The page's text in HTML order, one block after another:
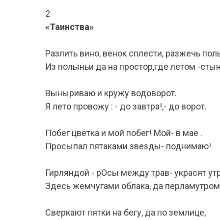
2
«Таинства»
Разлить вино, венок сплести, разжечь
Из полыньи да на простор,где летом -
Выныриваю и кружу водоворот.
Я лето провожу : - до завтра!,- до ворот.
Побег цветка и мой побег! Мой- в мае .
Просыпал пятаками звезды- поднимаю!
Гирляндой - рОсы между трав- украсят
Здесь жемчугами облака, да
Сверкают пятки на бегу, да по землице,